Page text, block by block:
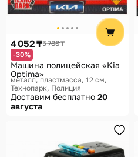
4 052 ₸5 788 ₸
-30%
Машина полицейская «Kia
Optima»
металл, пластмасса, 12 см
Технопарк, Полиция
Доставим бесплатно 20
августа